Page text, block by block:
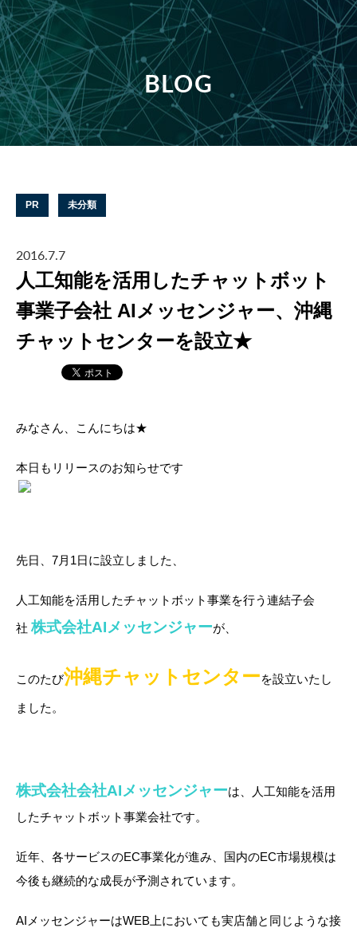
BLOG
PR 未分類
2016.7.7
人工知能を活用したチャットボット
事業子会社 AIメッセンジャー、沖縄
チャットセンターを設立★
みなさん、こんにちは★
本日もリリースのお知らせです
先日、7月1日に設立しました、
人工知能を活用したチャットボット事業を行う連結子会
社 株式会社AIメッセンジャーが、
このたび沖縄チャットセンターを設立いたし
ました。
株式会社会社AIメッセンジャーは、人工知能を活用
したチャットボット事業会社です。
近年、各サービスのEC事業化が進み、国内のEC市場規模は
今後も継続的な成長が予測されています。
AIメッセンジャーはWEB上においても実店舗と同じような接